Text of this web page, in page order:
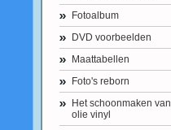
Fotoalbum
DVD voorbeelden
Maattabellen
Foto's reborn
Het schoonmaken van
olie vinyl